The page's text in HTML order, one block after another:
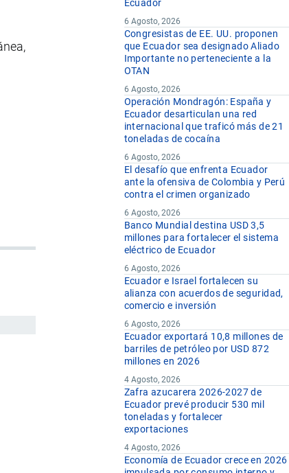
Ecuador
6 Agosto, 2026
Congresistas de EE. UU. proponen
que Ecuador sea designado Aliado
Importante no perteneciente a la
OTAN
6 Agosto, 2026
Operación Mondragón: España y
Ecuador desarticulan una red
internacional que traficó más de 21
toneladas de cocaína
6 Agosto, 2026
El desafío que enfrenta Ecuador
ante la ofensiva de Colombia y Perú
contra el crimen organizado
6 Agosto, 2026
Banco Mundial destina USD 3,5
millones para fortalecer el sistema
eléctrico de Ecuador
6 Agosto, 2026
Ecuador e Israel fortalecen su
alianza con acuerdos de seguridad,
comercio e inversión
6 Agosto, 2026
Ecuador exportará 10,8 millones de
barriles de petróleo por USD 872
millones en 2026
4 Agosto, 2026
Zafra azucarera 2026-2027 de
Ecuador prevé producir 530 mil
toneladas y fortalecer
exportaciones
4 Agosto, 2026
Economía de Ecuador crece en 2026